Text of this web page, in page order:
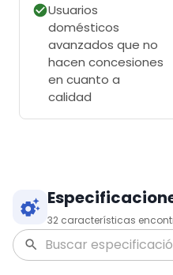
Usuarios
domésticos
avanzados que no
hacen concesiones
en cuanto a
calidad
32 características